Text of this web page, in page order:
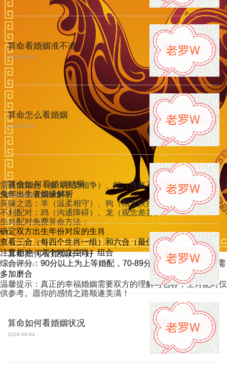
需谨慎组合：猴（强势相争）、蛇（性格不合）
兔年出生者姻缘解析
良缘之选：羊（温柔相守）、狗（相互扶持）、猪（恩爱美满）
不利配对：鸡（沟通障碍）、龙（观念差异）
生肖配对免费算命方法：
确定双方出生年份对应的生肖
查看三合（每四个生肖一组）和六合（最佳搭档）关系
注意相冲（六个对立生肖）组合
综合评分：90分以上为上等婚配，70-89分为中等，70分以下需
多加磨合
温馨提示：真正的幸福婚姻需要双方的理解与包容，生肖配对仅
供参考。愿你的感情之路顺遂美满！
算命看婚姻准不准
2026-08-04
算命怎么看婚姻
2026-08-04
算命如何看婚姻结果
2026-08-04
算命如何看婚姻好不好
2026-08-04
算命如何看婚姻状况
2026-08-04